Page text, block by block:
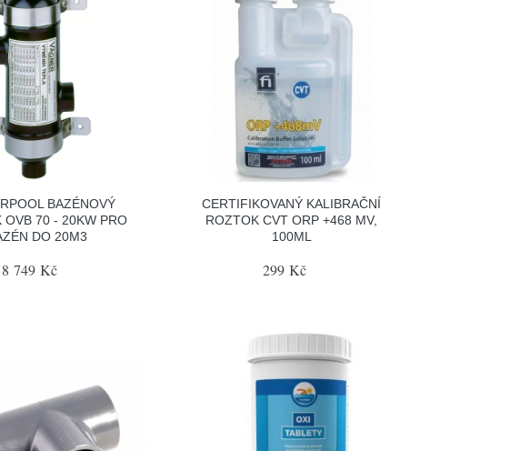
BAZÉNOVÝ
OVB 70 - 20KW PRO
DO 20M3
8 749 Kč
CERTIFIKOVANÝ KALIBRAČNÍ
ROZTOK CVT ORP +468 MV,
100ML
299 Kč